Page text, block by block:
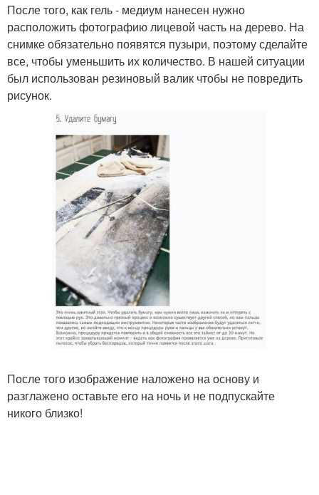
После того, как гель - медиум нанесен нужно
расположить фотографию лицевой часть на дерево. На
снимке обязательно появятся пузыри, поэтому сделайте
все, чтобы уменьшить их количество. В нашей ситуации
был использован резиновый валик чтобы не повредить
рисунок.
После того изображение наложено на основу и
разглажено оставьте его на ночь и не подпускайте
никого близко!